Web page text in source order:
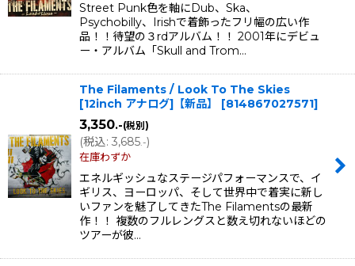
Street Punk色を軸にDub、Ska、
Psychobilly、Irishで着飾ったフリ幅の広い作
品！！待望の３rdアルバム！！ 2001年にデビュ
ー・アルバム「Skull and Trom…
The Filaments / Look To The Skies
[12inch アナログ]【新品】
[814867027571]
3,350.-(税別)
(税込: 3,685.-)
在庫わずか
エネルギッシュなステージパフォーマンスで、イ
ギリス、ヨーロッパ、そして世界中で着実に新し
いファンを魅了してきたThe Filamentsの最新
作！！ 複数のフルレングスと数え切れないほどの
ツアーが彼…